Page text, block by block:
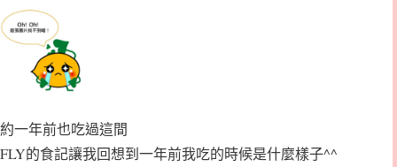
約一年前也吃過這間
FLY的食記讓我回想到一年前我吃的時候是什麼樣子^^